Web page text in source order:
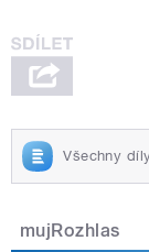
Všechny
mujRozhlas